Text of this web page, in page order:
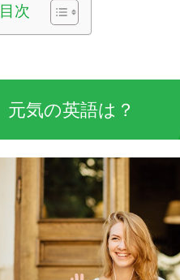
目次
元気の英語は？